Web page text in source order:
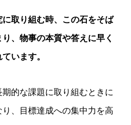
取り組む時、この石をそば
、物事の本質や答えに早く
います。
的な課題に取り組むときに
、目標達成への集中力を高